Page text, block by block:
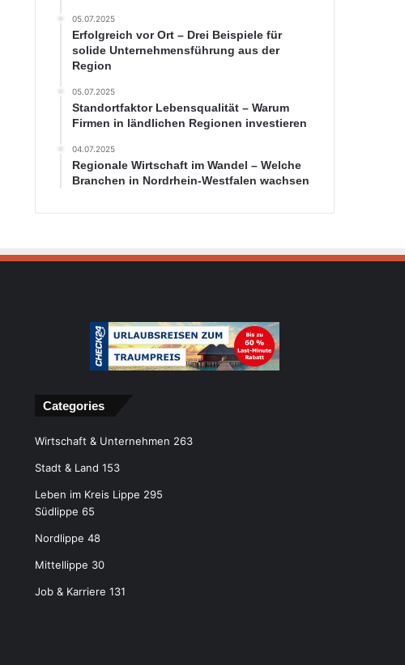
05.07.2025
Erfolgreich vor Ort – Drei Beispiele für
solide Unternehmensführung aus der
Region
05.07.2025
Standortfaktor Lebensqualität – Warum
Firmen in ländlichen Regionen investieren
04.07.2025
Regionale Wirtschaft im Wandel – Welche
Branchen in Nordrhein-Westfalen wachsen
Categories
Wirtschaft & Unternehmen 263
Stadt & Land 153
Leben im Kreis Lippe 295
Südlippe 65
Nordlippe 48
Mittellippe 30
Job & Karriere 131